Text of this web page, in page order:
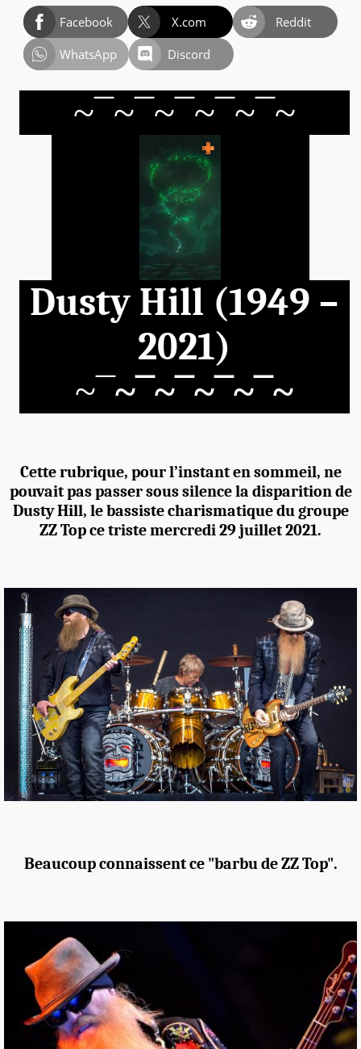
Facebook X.com
Reddit
WhatsApp
Discord
~¯~¯~¯~¯~¯~
Dusty Hill (1949 –
2021)
~¯~¯~¯~¯~¯~
Cette rubrique, pour l’instant en sommeil, ne
pouvait pas passer sous silence la disparition de
Dusty Hill, le bassiste charismatique du groupe
ZZ Top ce triste mercredi 29 juillet 2021.
Beaucoup connaissent ce "barbu de ZZ Top".